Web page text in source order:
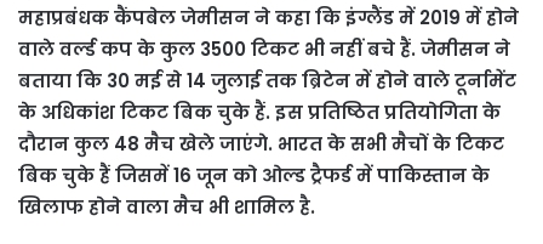
महाप्रबंधक कैंपबेल जेमीसन ने कहा कि इंग्लैंड में 2019 में होने
वाले वर्ल्ड कप के कुल 3500 टिकट भी नहीं बचे हैं. जेमीसन ने
बताया कि 30 मई से 14 जुलाई तक ब्रिटेन में होने वाले टूर्नामेंट
के अधिकांश टिकट बिक चुके हैं. इस प्रतिष्ठित प्रतियोगिता के
दौरान कुल 48 मैच खेले जाएंगे. भारत के सभी मैचों के टिकट
बिक चुके हैं जिसमें 16 जून को ओल्ड ट्रैफर्ड में पाकिस्तान के
खिलाफ होने वाला मैच भी शामिल है.